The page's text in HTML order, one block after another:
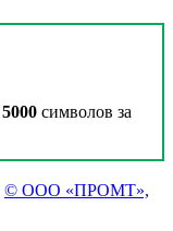
5000 символов за
© ООО «ПРОМТ»,